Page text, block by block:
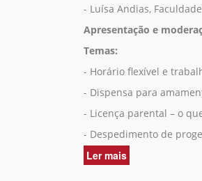
direitos
de
visita”
- Luísa Andias,
Apresentação e
Temas:
- Horário flexível e
- Dispensa para
- Licença parental – o
- Despedimento de
Ler maisacerca
de